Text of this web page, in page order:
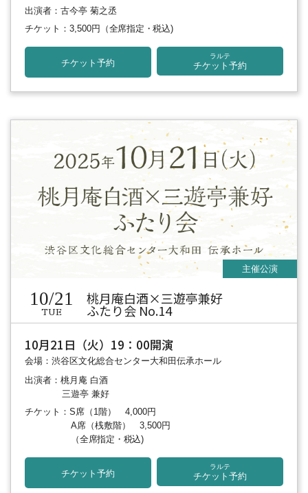
出演者：古今亭 菊之丞
チケット：3,500円 （全席指定・税込)
チケット予約
ラルテ
チケット予約
10/21
TUE
桃月庵白酒×三遊亭兼好
ふたり会 No.14
10月21日（火）19：00開演
会場：渋谷区文化総合センター大和田伝承ホール
出演者：桃月庵 白酒
三遊亭 兼好
チケット：S席（1階） 4,000円
A席（桟敷階） 3,500円
（全席指定・税込)
チケット予約
ラルテ
チケット予約